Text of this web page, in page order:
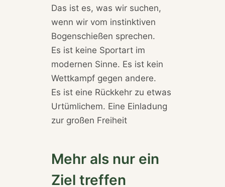
Das ist es, was wir suchen,
wenn wir vom instinktiven
Bogenschießen sprechen.
Es ist keine Sportart im
modernen Sinne. Es ist kein
Wettkampf gegen andere.
Es ist eine Rückkehr zu etwas
Urtümlichem. Eine Einladung
zur großen Freiheit
Mehr als nur ein
Ziel treffen